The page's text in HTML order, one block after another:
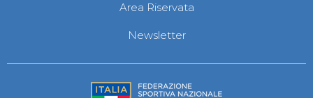
Area Riservata
Newsletter